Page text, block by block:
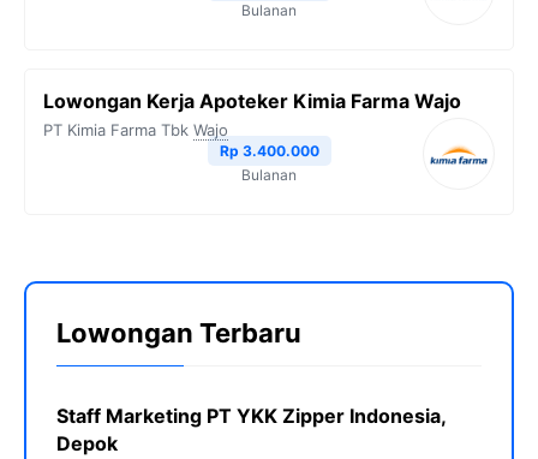
Bulanan
Lowongan Kerja Apoteker Kimia Farma Wajo
PT Kimia Farma Tbk Wajo
Rp 3.400.000
Bulanan
Lowongan Terbaru
Staff Marketing PT YKK Zipper Indonesia,
Depok